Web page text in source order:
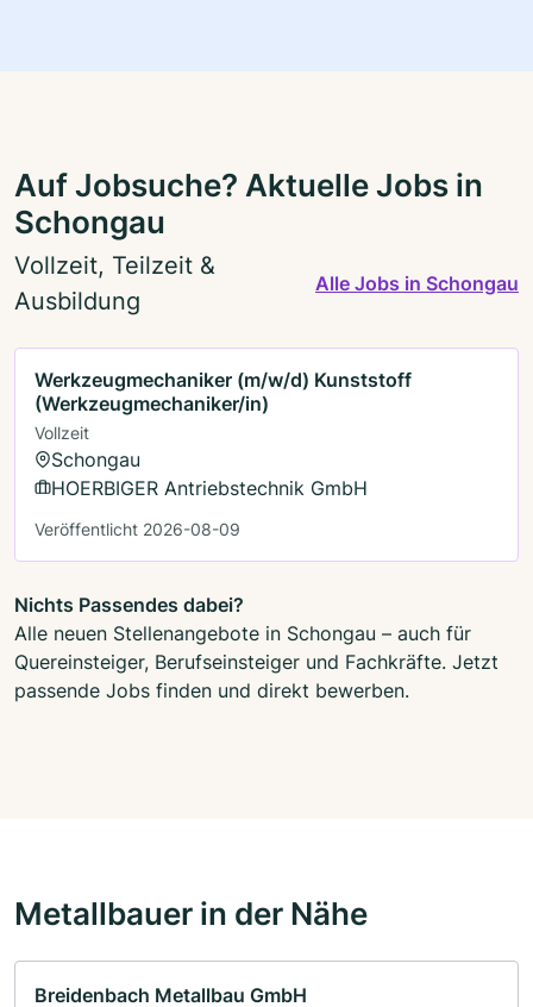
Auf Jobsuche? Aktuelle Jobs in
Schongau
Vollzeit, Teilzeit &
Ausbildung
Alle Jobs in Schongau
Werkzeugmechaniker (m/w/d) Kunststoff
(Werkzeugmechaniker/in)
Vollzeit
Schongau
HOERBIGER Antriebstechnik GmbH
Veröffentlicht 2026-08-09
Nichts Passendes dabei?
Alle neuen Stellenangebote in Schongau – auch für
Quereinsteiger, Berufseinsteiger und Fachkräfte. Jetzt
passende Jobs finden und direkt bewerben.
Metallbauer in der Nähe
Breidenbach Metallbau GmbH